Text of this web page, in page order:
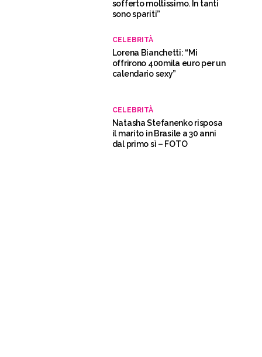
sofferto moltissimo. In tanti
sono spariti”
CELEBRITÀ
Lorena Bianchetti: “Mi
offrirono 400mila euro per un
calendario sexy”
CELEBRITÀ
Natasha Stefanenko risposa
il marito in Brasile a 30 anni
dal primo sì – FOTO